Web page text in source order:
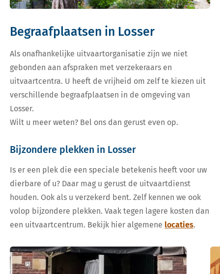
Begraafplaatsen in Losser
Als onafhankelijke uitvaartorganisatie zijn we niet
gebonden aan afspraken met verzekeraars en
uitvaartcentra. U heeft de vrijheid om zelf te kiezen uit
verschillende begraafplaatsen in de omgeving van
Losser.
Wilt u meer weten? Bel ons dan gerust even op.
Bijzondere plekken in Losser
Is er een plek die een speciale betekenis heeft voor uw
dierbare of u? Daar mag u gerust de uitvaartdienst
houden. Ook als u verzekerd bent. Zelf kennen we ook
volop bijzondere plekken. Vaak tegen lagere kosten dan
een uitvaartcentrum. Bekijk hier algemene locaties.